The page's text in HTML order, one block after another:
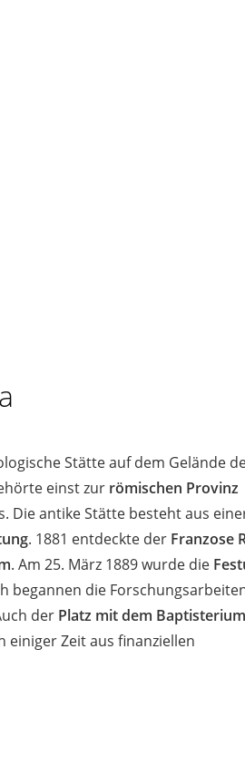
Stätte auf dem Gelände
einst zur römischen Provinz
Die antike Stätte besteht aus
. 1881 entdeckte der Franzose
. Am 25. März 1889 wurde die
begannen die
der Platz mit dem Baptisterium
einiger Zeit aus finanziellen